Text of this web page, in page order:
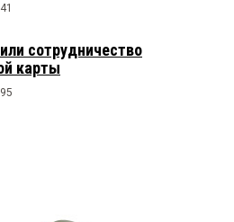
сотрудничество
карты